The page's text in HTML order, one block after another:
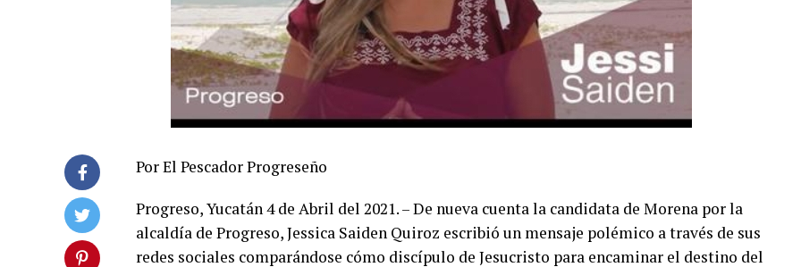
Por El Pescador Progreseño
Progreso, Yucatán 4 de Abril del 2021. – De nueva cuenta la candidata de Morena por la
alcaldía de Progreso, Jessica Saiden Quiroz escribió un mensaje polémico a través de sus
redes sociales comparándose cómo discípulo de Jesucristo para encaminar el destino del